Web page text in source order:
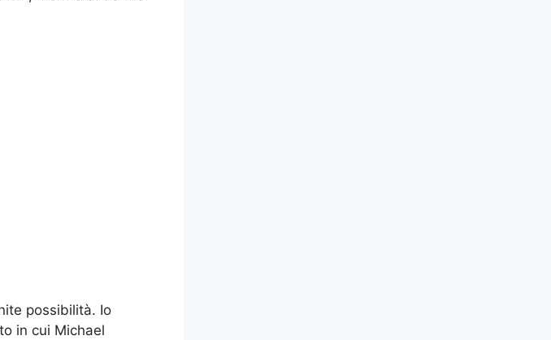
possibilità. Io
in cui Michael